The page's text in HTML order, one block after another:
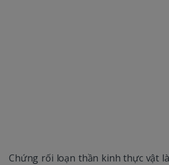
Chứng rối loạn thần kinh thực vật